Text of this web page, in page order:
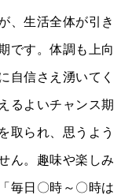
、生活全体が引き
です。体調も上向
自信さえ湧いてく
るよいチャンス期
取られ、思うよう
ん。趣味や楽しみ
毎日〇時～〇時は